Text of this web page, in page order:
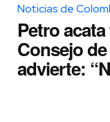
Noticias de
Petro
Consejo
advierte: